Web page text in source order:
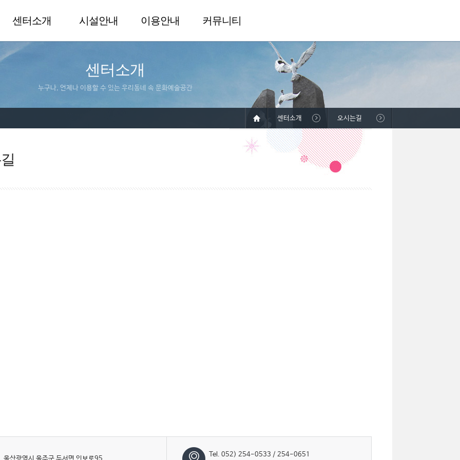
센터소개 시설안내 이용안내 커뮤니티
센터소개
누구나, 언제나 이용할 수 있는 우리동네 속 문화예술공간
센터소개 오시는길
Tel. 052) 254-0533 / 254-0651